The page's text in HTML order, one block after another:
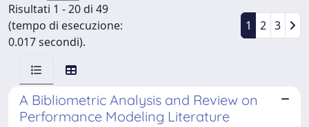
Risultati 1 - 20 di 49
(tempo di esecuzione:
0.017 secondi).
1 2 3
A Bibliometric Analysis and Review on
Performance Modeling Literature